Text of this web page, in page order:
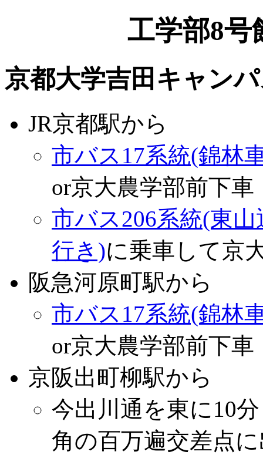
工学部8号
京都大学吉田キャン
JR京都駅から
市バス17系統(錦林
or京大農学部前下車
市バス206系統(東
行き)に乗車して京
阪急河原町駅から
市バス17系統(錦林
or京大農学部前下車
京阪出町柳駅から
今出川通を東に10
角の百万遍交差点